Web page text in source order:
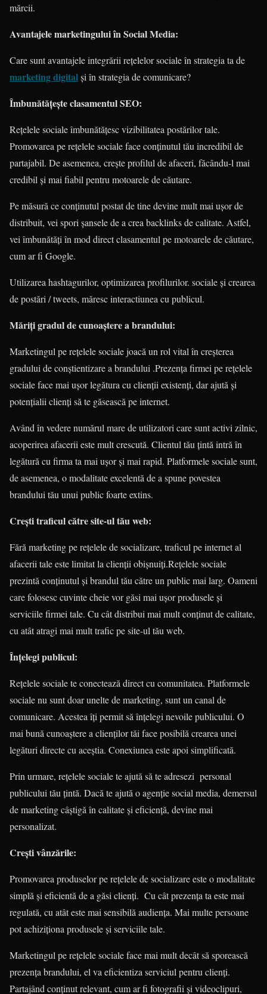
mărcii.
Avantajele marketingului în Social Media:
Care sunt avantajele integrării rețelelor sociale în strategia ta de
marketing digitalși în strategia de comunicare?
Îmbunătățește clasamentul SEO:
Rețelele sociale îmbunătățesc vizibilitatea postărilor tale.
Promovarea pe rețelele sociale face conținutul tău incredibil de
partajabil. De asemenea, crește profilul de afaceri, făcându-l mai
credibil și mai fiabil pentru motoarele de căutare.
Pe măsură ce conținutul postat de tine devine mult mai ușor de
distribuit, vei spori șansele de a crea backlinks de calitate. Astfel,
vei îmbunătăți în mod direct clasamentul pe motoarele de căutare,
cum ar fi Google.
Utilizarea hashtagurilor, optimizarea profilurilor. sociale și crearea
de postări / tweets, măresc interactiunea cu publicul.
Măriți gradul de cunoaștere a brandului:
Marketingul pe rețelele sociale joacă un rol vital în creșterea
gradului de conștientizare a brandului .Prezența firmei pe rețelele
sociale face mai ușor legătura cu clienții existenți, dar ajută și
potențialii clienți să te găsească pe internet.
Având în vedere numărul mare de utilizatori care sunt activi zilnic,
acoperirea afacerii este mult crescută. Clientul tău țintă intră în
legătură cu firma ta mai ușor și mai rapid. Platformele sociale sunt,
de asemenea, o modalitate excelentă de a spune povestea
brandului tău unui public foarte extins.
Crești traficul către site-ul tău web:
Fără marketing pe rețelele de socializare, traficul pe internet al
afacerii tale este limitat la clienții obișnuiți.Rețelele sociale
prezintă conținutul și brandul tău către un public mai larg. Oameni
care folosesc cuvinte cheie vor găsi mai ușor produsele și
serviciile firmei tale. Cu cât distribui mai mult conținut de calitate,
cu atât atragi mai mult trafic pe site-ul tău web.
Înțelegi publicul:
Rețelele sociale te conectează direct cu comunitatea. Platformele
sociale nu sunt doar unelte de marketing, sunt un canal de
comunicare. Acestea îți permit să înțelegi nevoile publicului. O
mai bună cunoaștere a clienților tăi face posibilă crearea unei
legături directe cu aceștia. Conexiunea este apoi simplificată.
Prin urmare, rețelele sociale te ajută să te adresezi personal
publicului tău țintă. Dacă te ajută o agenție social media, demersul
de marketing câștigă în calitate și eficiență, devine mai
personalizat.
Crești vânzările:
Promovarea produselor pe rețelele de socializare este o modalitate
simplă și eficientă de a găsi clienți. Cu cât prezența ta este mai
regulată, cu atât este mai sensibilă audiența. Mai multe persoane
pot achiziționa produsele și serviciile tale.
Marketingul pe rețelele sociale face mai mult decât să sporească
prezența brandului, el va eficientiza serviciul pentru clienți.
Partajând conținut relevant, cum ar fi fotografii și videoclipuri,